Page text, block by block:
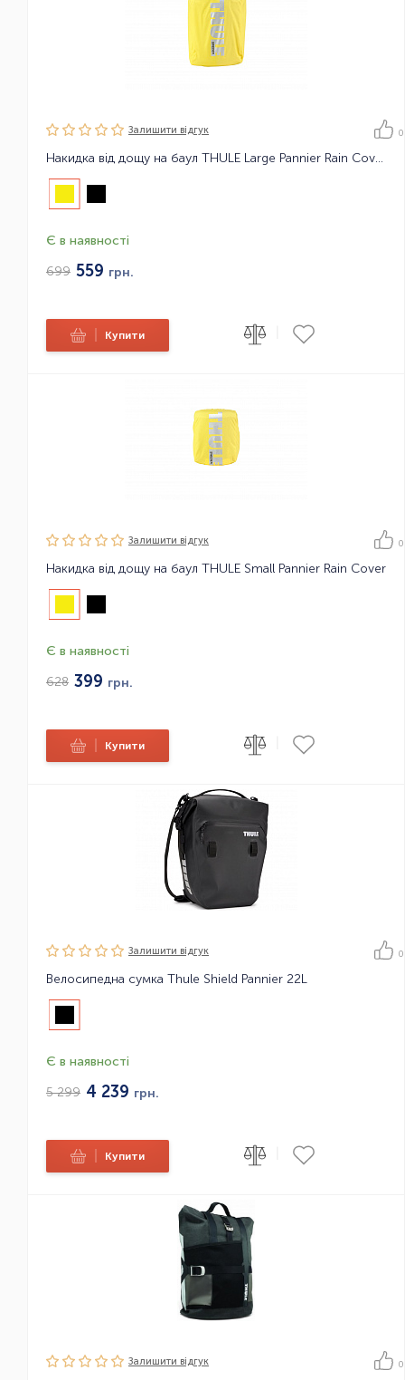
Залишити вiдгук 0
Накидка від дощу на баул THULE Large Pannier Rain Cover
Є в наявності
699 559 грн.
Купити
Залишити вiдгук 0
Накидка від дощу на баул THULE Small Pannier Rain Cover
Є в наявності
628 399 грн.
Купити
Залишити вiдгук 0
Велосипедна сумка Thule Shield Pannier 22L
Є в наявності
5 299 4 239 грн.
Купити
Залишити вiдгук 0